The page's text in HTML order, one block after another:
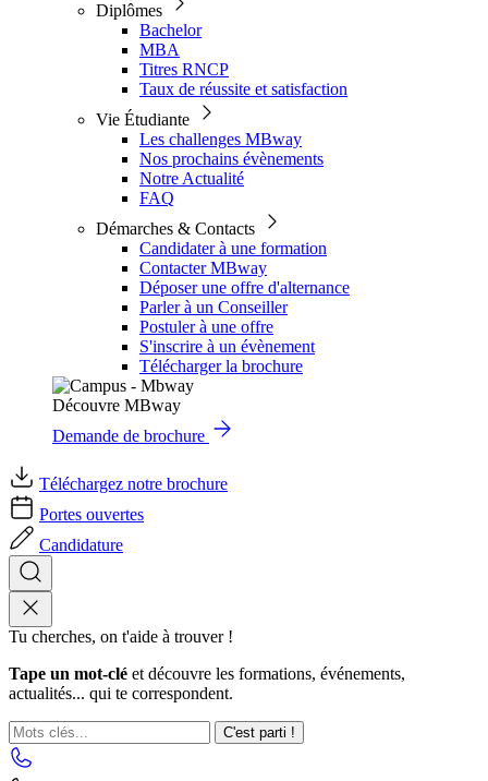
Diplômes
Bachelor
MBA
Titres RNCP
Taux de réussite et satisfaction
Vie Étudiante
Les challenges MBway
Nos prochains évènements
Notre Actualité
FAQ
Démarches & Contacts
Candidater à une formation
Contacter MBway
Déposer une offre d'alternance
Parler à un Conseiller
Postuler à une offre
S'inscrire à un évènement
Télécharger la brochure
Découvre MBway
Demande de brochure
Téléchargez notre brochure
Portes ouvertes
Candidature
Tu cherches, on t'aide à trouver !
Tape un mot-clé et découvre les formations, événements,
actualités... qui te correspondent.
C'est parti !